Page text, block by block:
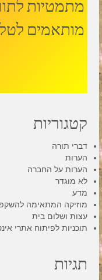
מתמטיות
מותאמים
קטגוריות
דברי תורה
הערות
הערות על החברה
לא מוגדר
מדע
מוזיקה המתאימה
עצות ושלום בית
תוכניות לפיתוח אתרי
תגיות